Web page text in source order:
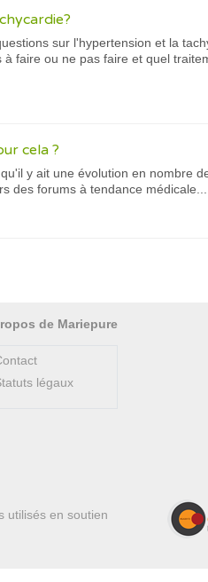
sur l'hypertension et la
faire ou ne pas faire et quel
cela ?
y ait une évolution en nombre
des forums à tendance médicale...
de Mariepure
légaux
utilisés en soutien